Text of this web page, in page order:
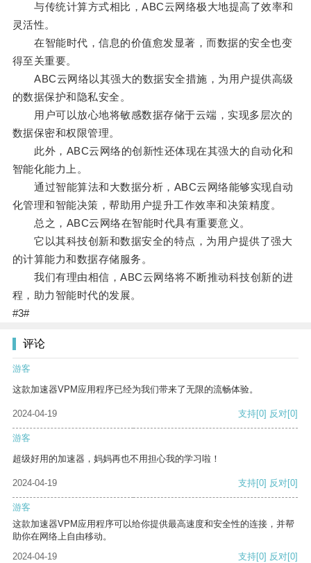
与传统计算方式相比，ABC云网络极大地提高了效率和
灵活性。
在智能时代，信息的价值愈发显著，而数据的安全也变
得至关重要。
ABC云网络以其强大的数据安全措施，为用户提供高级
的数据保护和隐私安全。
用户可以放心地将敏感数据存储于云端，实现多层次的
数据保密和权限管理。
此外，ABC云网络的创新性还体现在其强大的自动化和
智能化能力上。
通过智能算法和大数据分析，ABC云网络能够实现自动
化管理和智能决策，帮助用户提升工作效率和决策精度。
总之，ABC云网络在智能时代具有重要意义。
它以其科技创新和数据安全的特点，为用户提供了强大
的计算能力和数据存储服务。
我们有理由相信，ABC云网络将不断推动科技创新的进
程，助力智能时代的发展。
#3#
评论
游客
这款加速器VPM应用程序已经为我们带来了无限的流畅体验。
2024-04-19 支持[0] 反对[0]
游客
超级好用的加速器，妈妈再也不用担心我的学习啦！
2024-04-19 支持[0] 反对[0]
游客
这款加速器VPM应用程序可以给你提供最高速度和安全性的连接，并帮
助你在网络上自由移动。
2024-04-19
支持[0] 反对[0]